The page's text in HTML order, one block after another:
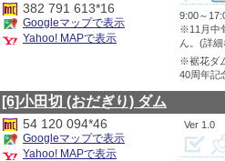
9:00～
※11月中
ん。(詳
※裾花ダ
40周年記
382 791 613*16
Googleマップで表示
Yahoo! MAPで表示
[6]小田切 (おだぎり) ダム
1.0
54 120 094*46
Googleマップで表示
Yahoo! MAPで表示